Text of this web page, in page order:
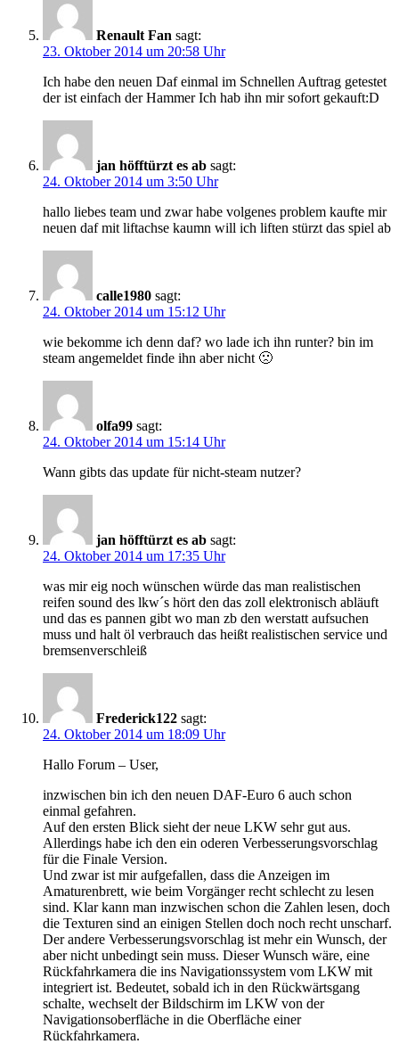
Renault Fan sagt:
23. Oktober 2014 um 20:58 Uhr
Ich habe den neuen Daf einmal im Schnellen Auftrag getestet
der ist einfach der Hammer Ich hab ihn mir sofort gekauft:D
jan höfftürzt es ab sagt:
24. Oktober 2014 um 3:50 Uhr
hallo liebes team und zwar habe volgenes problem kaufte mir
neuen daf mit liftachse kaumn will ich liften stürzt das spiel ab
calle1980 sagt:
24. Oktober 2014 um 15:12 Uhr
wie bekomme ich denn daf? wo lade ich ihn runter? bin im
steam angemeldet finde ihn aber nicht 🙁
olfa99 sagt:
24. Oktober 2014 um 15:14 Uhr
Wann gibts das update für nicht-steam nutzer?
jan höfftürzt es ab sagt:
24. Oktober 2014 um 17:35 Uhr
was mir eig noch wünschen würde das man realistischen
reifen sound des lkw´s hört den das zoll elektronisch abläuft
und das es pannen gibt wo man zb den werstatt aufsuchen
muss und halt öl verbrauch das heißt realistischen service und
bremsenverschleiß
Frederick122 sagt:
24. Oktober 2014 um 18:09 Uhr
Hallo Forum – User,
inzwischen bin ich den neuen DAF-Euro 6 auch schon
einmal gefahren.
Auf den ersten Blick sieht der neue LKW sehr gut aus.
Allerdings habe ich den ein oderen Verbesserungsvorschlag
für die Finale Version.
Und zwar ist mir aufgefallen, dass die Anzeigen im
Amaturenbrett, wie beim Vorgänger recht schlecht zu lesen
sind. Klar kann man inzwischen schon die Zahlen lesen, doch
die Texturen sind an einigen Stellen doch noch recht unscharf.
Der andere Verbesserungsvorschlag ist mehr ein Wunsch, der
aber nicht unbedingt sein muss. Dieser Wunsch wäre, eine
Rückfahrkamera die ins Navigationssystem vom LKW mit
integriert ist. Bedeutet, sobald ich in den Rückwärtsgang
schalte, wechselt der Bildschirm im LKW von der
Navigationsoberfläche in die Oberfläche einer
Rückfahrkamera.